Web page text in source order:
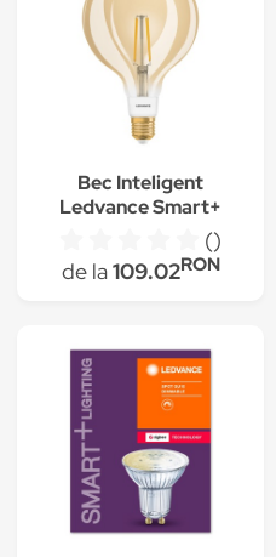
Bec Inteligent
Ledvance Smart+
Globe Clear Filament
()
de la109.02RON